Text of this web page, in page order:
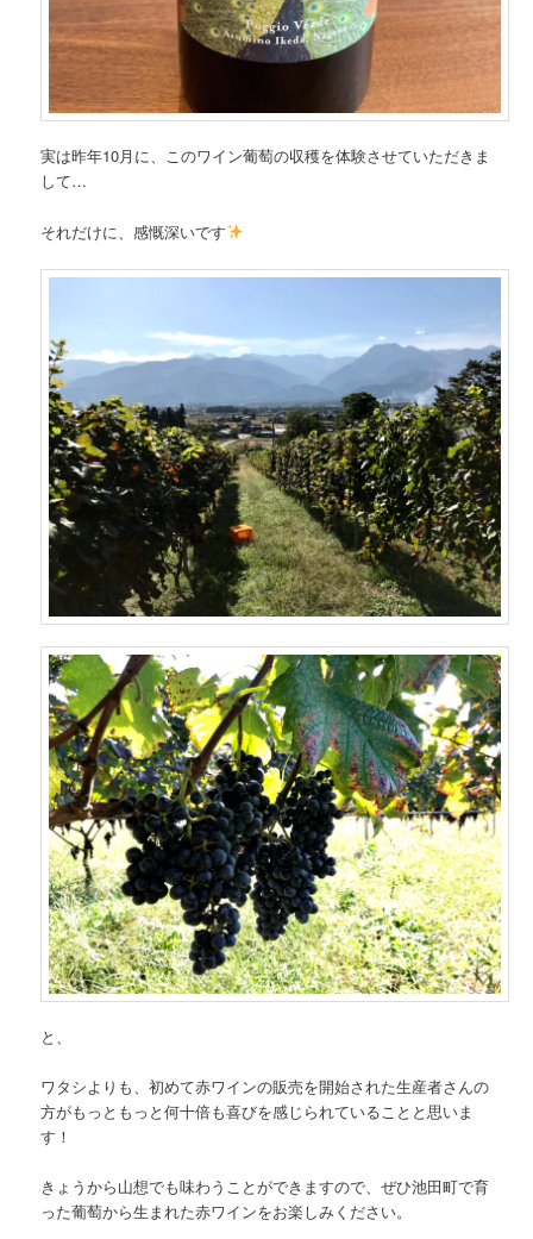
実は昨年10月に、このワイン葡萄の収穫を体験させていただきま
して…
それだけに、感慨深いです
と、
ワタシよりも、初めて赤ワインの販売を開始された生産者さんの
方がもっともっと何十倍も喜びを感じられていることと思いま
す！
きょうから山想でも味わうことができますので、ぜひ池田町で育
った葡萄から生まれた赤ワインをお楽しみください。